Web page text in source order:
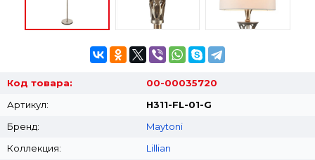
Код товара:
00-00035720
Артикул:
H311-FL-01-G
Бренд:
Maytoni
Коллекция:
Lillian